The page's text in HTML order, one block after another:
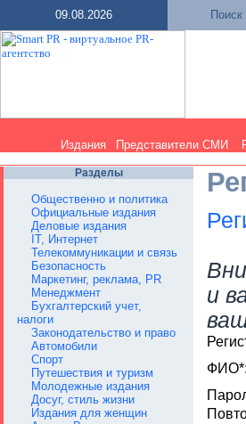
09.08.2026 Поиск
Издания Представители СМИ
Разделы
Общественно и политика
Официальные издания
Деловые издания
IT, Интернет
Телекоммуникации и связь
Безопасность
Маркетинг, реклама, PR
Менеджмент
Бухгалтерский учет,
налоги
Законодательство и право
Автомобили
Спорт
Путешествия и туризм
Молодежные издания
Досуг, стиль жизни
Издания для женщин
и
ФИО*: